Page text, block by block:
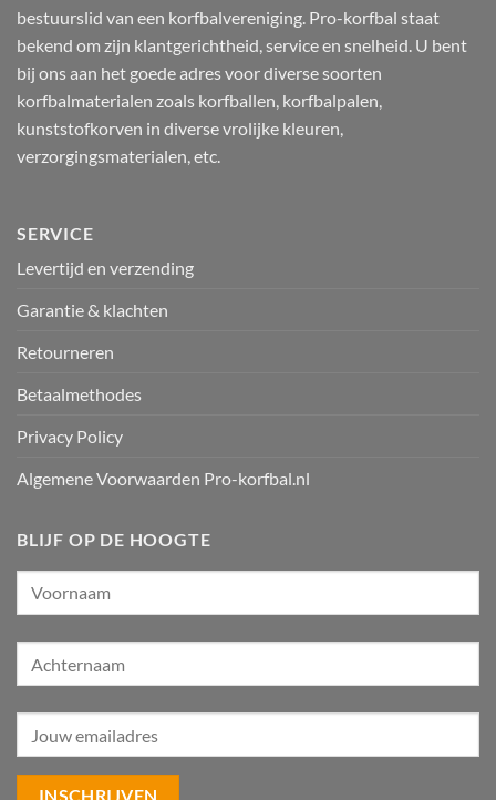
bestuurslid van een korfbalvereniging. Pro-korfbal staat
bekend om zijn klantgerichtheid, service en snelheid. U bent
bij ons aan het goede adres voor diverse soorten
korfbalmaterialen zoals korfballen, korfbalpalen,
kunststofkorven in diverse vrolijke kleuren,
verzorgingsmaterialen, etc.
SERVICE
Levertijd en verzending
Garantie & klachten
Retourneren
Betaalmethodes
Privacy Policy
Algemene Voorwaarden Pro-korfbal.nl
BLIJF OP DE HOOGTE